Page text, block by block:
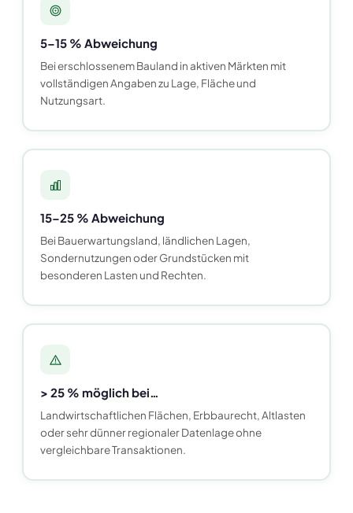
5–15 % Abweichung
Bei erschlossenem Bauland in aktiven Märkten mit
vollständigen Angaben zu Lage, Fläche und
Nutzungsart.
15–25 % Abweichung
Bei Bauerwartungsland, ländlichen Lagen,
Sondernutzungen oder Grundstücken mit
besonderen Lasten und Rechten.
> 25 % möglich bei…
Landwirtschaftlichen Flächen, Erbbaurecht, Altlasten
oder sehr dünner regionaler Datenlage ohne
vergleichbare Transaktionen.